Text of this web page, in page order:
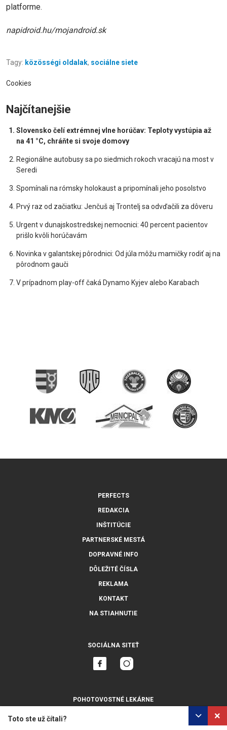
platforme.
napidroid.hu/mojandroid.sk
Toto ste už čítali?
Tagy: közösségi oldalak, sociálne siete
Cookies
Najčítanejšie
Slovensko čelí extrémnej vlne horúčav: Teploty vystúpia až
na 41 °C, chráňte si svoje domovy
Regionálne autobusy sa po siedmich rokoch vracajú na most v
Seredi
Spomínali na rómsky holokaust a pripomínali jeho posolstvo
Prvý raz od začiatku: Jenčuš aj Trontelj sa odvďačili za dôveru
Urgent v dunajskostredskej nemocnici: 40 percent pacientov
prišlo kvôli horúčavám
Novinka v galantskej pôrodnici: Od júla môžu mamičky rodiť aj na
pôrodnom gauči
V prípadnom play-off čaká Dynamo Kyjev alebo Karabach
PERFECTS
REDAKCIA
INŠTITÚCIE
PARTNERSKÉ MESTÁ
DOPRAVNÉ INFO
DÔLEŽITÉ ČÍSLA
REKLAMA
KONTAKT
NA STIAHNUTIE
SOCIÁLNA SITEŤ
POHOTOVOSTNÉ LEKÁRNE